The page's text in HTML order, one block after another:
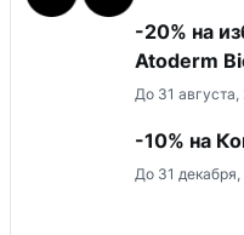
-20% на
Atoderm
До 31 августа,
-10% на
До 31